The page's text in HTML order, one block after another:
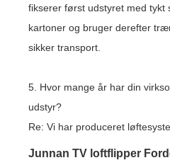
fikserer først udstyret med tykt
kartoner og bruger derefter
sikker transport.
5. Hvor mange år har din
udstyr?
Re: Vi har produceret
Junnan TV loftflipper